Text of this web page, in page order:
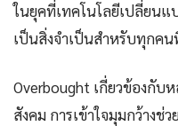
ในยุคที่เทคโนโลยีเปลี่ยนแ
เป็นสิ่งจำเป็นสำหรับทุกค
Overbought เกี่ยวข้องกับ
สังคม การเข้าใจมุมกว้างช่